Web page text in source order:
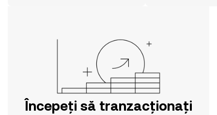
Începeți să tranzacționați